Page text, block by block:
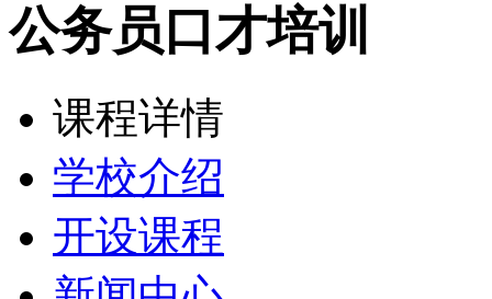
公务员口才培训
课程详情
学校介绍
开设课程